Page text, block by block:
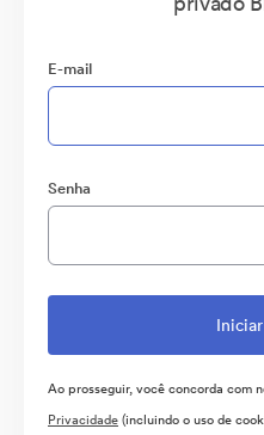
E-mail
Senha
Ao prosseguir, você concorda com
Privacidade(incluindo o uso de